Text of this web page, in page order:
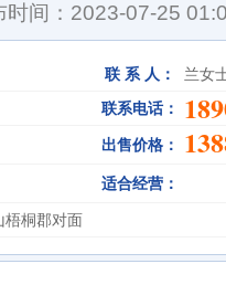
时间：2023-07-25
联 系 人：
兰女
联系电话：
出售价格：
适合经营：
梧桐郡对面